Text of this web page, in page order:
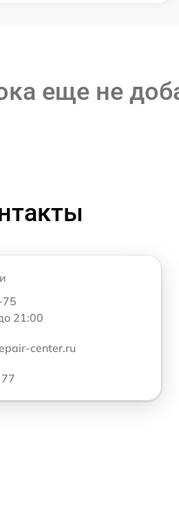
еще не
75
21:00
center.ru